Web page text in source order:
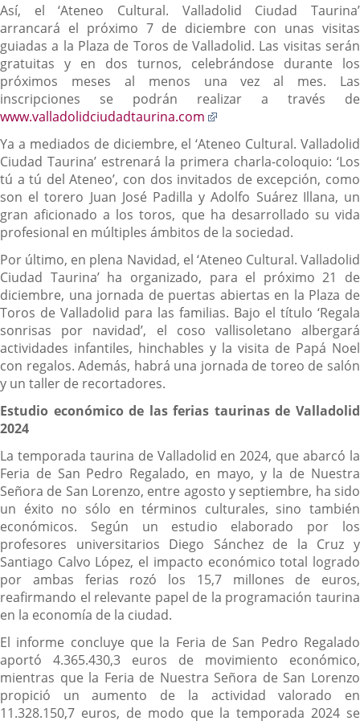
Así, el ‘Ateneo Cultural. Valladolid Ciudad Taurina’
arrancará el próximo 7 de diciembre con unas visitas
guiadas a la Plaza de Toros de Valladolid. Las visitas serán
gratuitas y en dos turnos, celebrándose durante los
próximos meses al menos una vez al mes. Las
inscripciones se podrán realizar a través de
www.valladolidciudadtaurina.com
una
aplicación
externa.
Ya a mediados de diciembre, el ‘Ateneo Cultural. Valladolid
Ciudad Taurina’ estrenará la primera charla-coloquio: ‘Los
tú a tú del Ateneo’, con dos invitados de excepción, como
son el torero Juan José Padilla y Adolfo Suárez Illana, un
gran aficionado a los toros, que ha desarrollado su vida
profesional en múltiples ámbitos de la sociedad.
Por último, en plena Navidad, el ‘Ateneo Cultural. Valladolid
Ciudad Taurina’ ha organizado, para el próximo 21 de
diciembre, una jornada de puertas abiertas en la Plaza de
Toros de Valladolid para las familias. Bajo el título ‘Regala
sonrisas por navidad’, el coso vallisoletano albergará
actividades infantiles, hinchables y la visita de Papá Noel
con regalos. Además, habrá una jornada de toreo de salón
y un taller de recortadores.
Estudio económico de las ferias taurinas de Valladolid
2024
La temporada taurina de Valladolid en 2024, que abarcó la
Feria de San Pedro Regalado, en mayo, y la de Nuestra
Señora de San Lorenzo, entre agosto y septiembre, ha sido
un éxito no sólo en términos culturales, sino también
económicos. Según un estudio elaborado por los
profesores universitarios Diego Sánchez de la Cruz y
Santiago Calvo López, el impacto económico total logrado
por ambas ferias rozó los 15,7 millones de euros,
reafirmando el relevante papel de la programación taurina
en la economía de la ciudad.
El informe concluye que la Feria de San Pedro Regalado
aportó 4.365.430,3 euros de movimiento económico,
mientras que la Feria de Nuestra Señora de San Lorenzo
propició un aumento de la actividad valorado en
11.328.150,7 euros, de modo que la temporada 2024 se